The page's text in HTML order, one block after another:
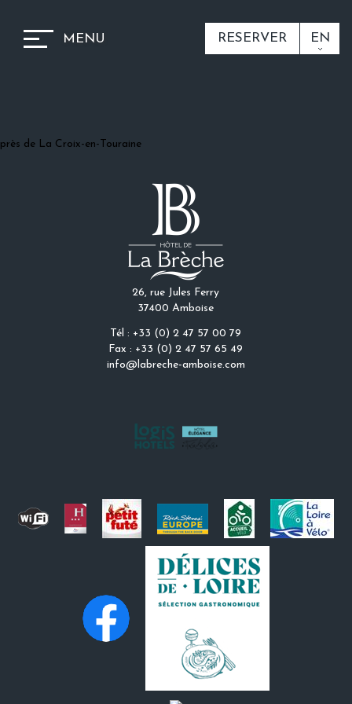
MENU RESERVER EN
près de La Croix-en-Touraine
26, rue Jules Ferry
37400 Amboise
Tél : +33 (0) 2 47 57 00 79
Fax : +33 (0) 2 47 57 65 49
info@labreche-amboise.com